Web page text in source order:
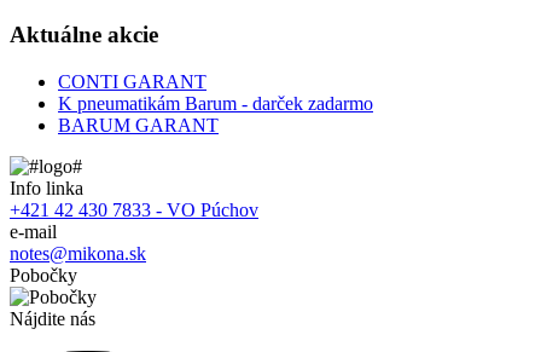
Aktuálne akcie
CONTI GARANT
K pneumatikám Barum - darček zadarmo
BARUM GARANT
Info linka
+421 42 430 7833 - VO Púchov
e-mail
notes@mikona.sk
Pobočky
Nájdite nás